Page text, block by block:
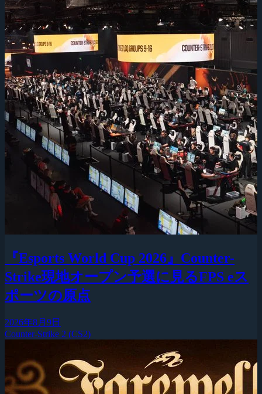
『Esports World Cup 2026』Counter-
Strike現地オープン予選に見るFPS eス
ポーツの原点
2026年8月9日
Counter-Strike 2 (CS2)